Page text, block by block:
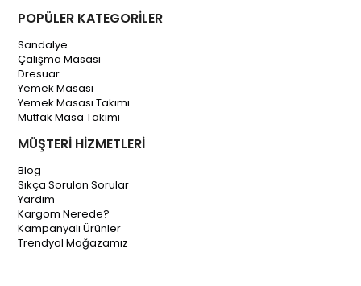
POPÜLER KATEGORİLER
Sandalye
Çalışma Masası
Dresuar
Yemek Masası
Yemek Masası Takımı
Mutfak Masa Takımı
MÜŞTERİ HİZMETLERİ
Blog
Sıkça Sorulan Sorular
Yardım
Kargom Nerede?
Kampanyalı Ürünler
Trendyol Mağazamız